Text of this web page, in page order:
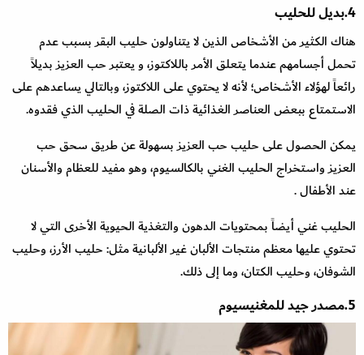
4.بديل للحليب
هناك الكثير من الأشخاص الذين لا يتناولون حليب البقر بسبب عدم
تحمل أجسامهم عندما يتعلق الأمر باللاكتوز، و يعتبر حب العزيز بديلاً
رائعاً لهؤلاء الأشخاص؛ لأنه لا يحتوي على اللاكتوز، وبالتالي يساعدهم على
الاستمتاع ببعض العناصر الغذائية ذات الصلة في الحليب الذي فقدوه.
يمكن الحصول على حليب حب العزيز بسهولة عن طريق سحق حب
العزيز واستخراج الحليب الغني بالكالسيوم، وهو مفيد للعظام والأسنان
عند الأطفال .
الحليب غني أيضاً بمحتويات الدهون والتغذية الحيوية الأخرى التي لا
تحتوي عليها معظم منتجات الألبان غير الألبانية مثل: حليب الأرز، وحليب
الشوفان، وحليب الكتان، وما إلى ذلك.
5.مصدر جيد للمغنيسيوم